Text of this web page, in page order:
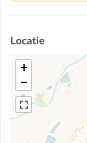
Locatie
+
−